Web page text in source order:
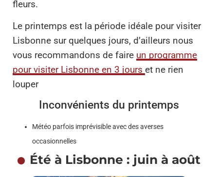
fleurs.
Le printemps est la période idéale pour visiter
Lisbonne sur quelques jours, d’ailleurs nous
vous recommandons de faire un programme
pour visiter Lisbonne en 3 jours et ne rien
louper
Inconvénients du printemps
Météo parfois imprévisible avec des averses
occasionnelles
Été à Lisbonne : juin à août